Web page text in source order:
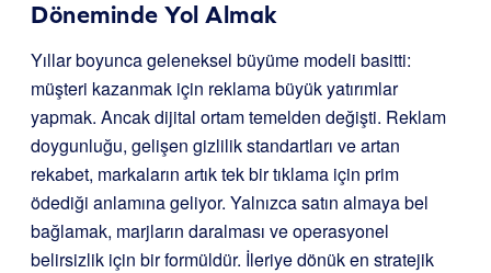
Döneminde Yol Almak
Yıllar boyunca geleneksel büyüme modeli basitti:
müşteri kazanmak için reklama büyük yatırımlar
yapmak. Ancak dijital ortam temelden değişti. Reklam
doygunluğu, gelişen gizlilik standartları ve artan
rekabet, markaların artık tek bir tıklama için prim
ödediği anlamına geliyor. Yalnızca satın almaya bel
bağlamak, marjların daralması ve operasyonel
belirsizlik için bir formüldür. İleriye dönük en stratejik